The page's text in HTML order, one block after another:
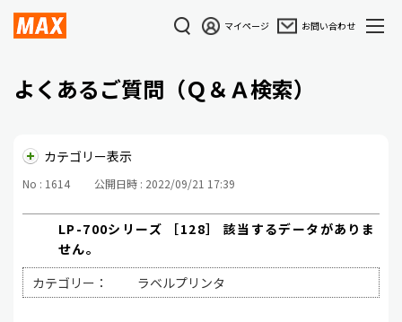
マイページ お問い合わせ
よくあるご質問（Ｑ＆Ａ検索）
カテゴリー表示
No : 1614 公開日時 : 2022/09/21 17:39
LP-700シリーズ ［128］ 該当するデータがありま
せん。
カテゴリー：
ラベルプリンタ